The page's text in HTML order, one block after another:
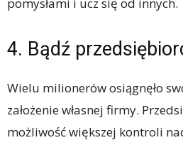
4. Bądź
Wielu milionerów osiągnęło
założenie własnej firmy.
możliwość większej kontroli